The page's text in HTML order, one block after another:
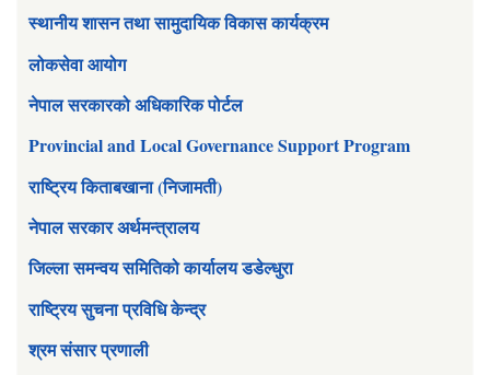
स्थानीय शासन तथा सामुदायिक विकास कार्यक्रम
लोकसेवा आयोग
नेपाल सरकारको अधिकारिक पोर्टल
Provincial and Local Governance Support Program
राष्ट्रिय किताबखाना (निजामती)
नेपाल सरकार अर्थमन्त्रालय
जिल्ला समन्वय समितिको कार्यालय डडेल्धुरा
राष्ट्रिय सुचना प्रविधि केन्द्र
श्रम संसार प्रणाली